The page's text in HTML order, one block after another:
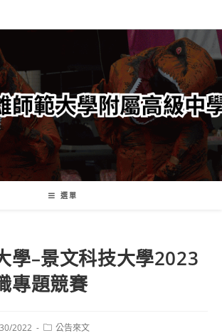
選單
學–景文科技大學2023
專題競賽
2022
Post公告來文